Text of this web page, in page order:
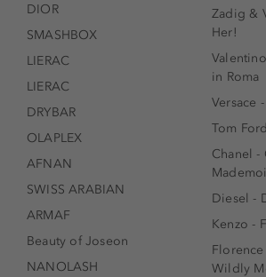
DIOR
SMASHBOX
LIERAC
LIERAC
DRYBAR
OLAPLEX
AFNAN
SWISS ARABIAN
ARMAF
Beauty of Joseon
NANOLASH
Zadig &
Her!
in Roma
Versace
Tom
Chanel -
Diesel -
Kenzo -
Wildly